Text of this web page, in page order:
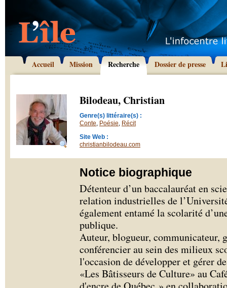
Accueil Mission Recherche Dossier de presse
Bilodeau, Christian
Genre(s) littéraire(s) :
Conte, Poésie, Récit
Site Web :
christianbilodeau.com
Notice biographique
Détenteur d’un baccalauréat en
relation industrielles de
également entamé la scolarité
publique.
Auteur, blogueur, communicateur,
conférencier au sein des milieux
l'occasion de développer et gérer
«Les Bâtisseurs de Culture» au